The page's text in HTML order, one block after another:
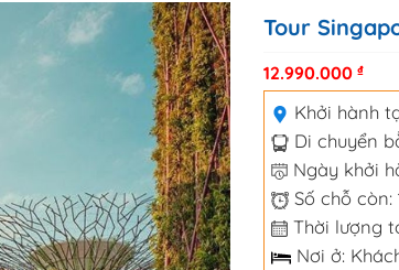
Tour
12.990.000 ₫
Khởi hành
Di chuyển
Ngày khởi
Số chỗ còn:
Thời lượng
Nơi ở: